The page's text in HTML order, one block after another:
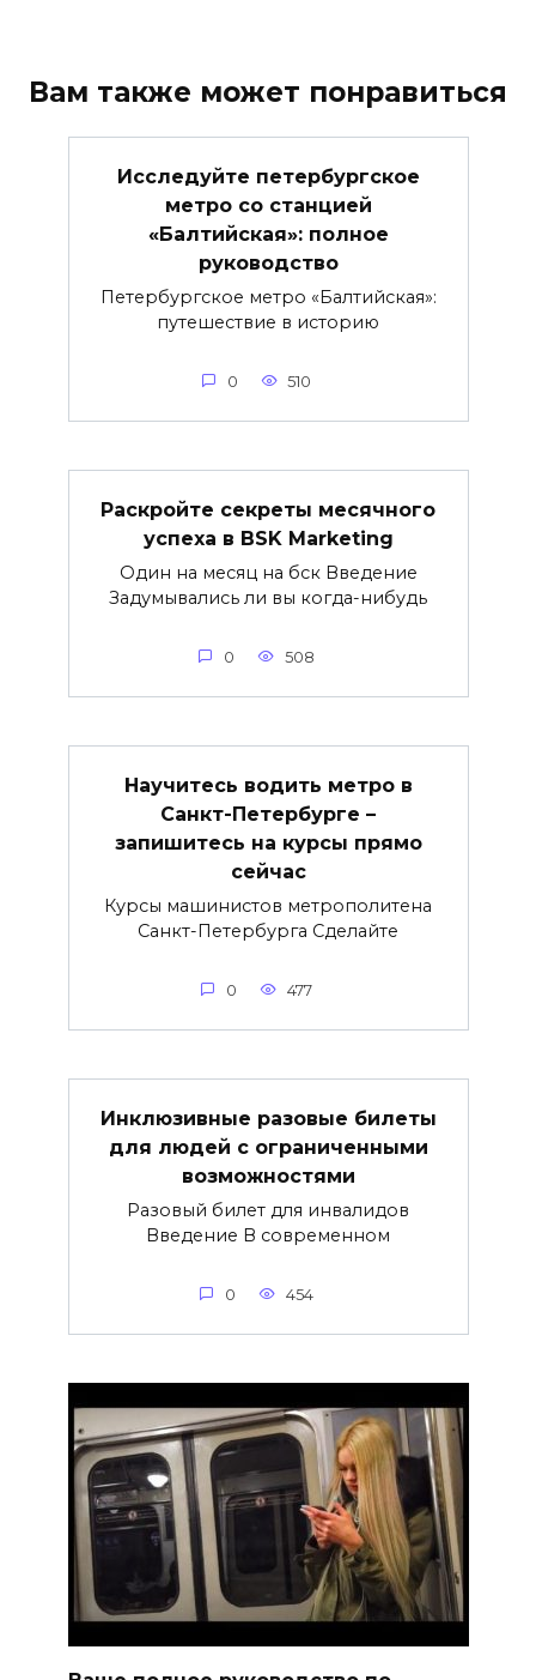
Вам также может понравиться
Исследуйте петербургское
метро со станцией
«Балтийская»: полное
руководство
Петербургское метро «Балтийская»:
путешествие в историю
0 510
Раскройте секреты месячного
успеха в BSK Marketing
Один на месяц на бск Введение
Задумывались ли вы когда-нибудь
0 508
Научитесь водить метро в
Санкт-Петербурге –
запишитесь на курсы прямо
сейчас
Курсы машинистов метрополитена
Санкт-Петербурга Сделайте
0 477
Инклюзивные разовые билеты
для людей с ограниченными
возможностями
Разовый билет для инвалидов
Введение В современном
0 454